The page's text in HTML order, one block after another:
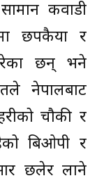
कवाडी
छपकैया र
गरेका छन् भने
नेपालबाट
चौकी र
बिओपी र
छलेर लाने